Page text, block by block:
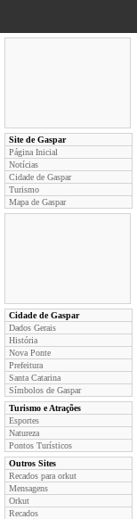
Site de Gaspar
Página Inicial
Notícias
Cidade de Gaspar
Turismo
Mapa de Gaspar
Cidade de Gaspar
Dados Gerais
História
Nova Ponte
Prefeitura
Santa Catarina
Símbolos de Gaspar
Turismo e Atrações
Esportes
Natureza
Pontos Turísticos
Outros Sites
Recados para orkut
Mensagens
Orkut
Recados